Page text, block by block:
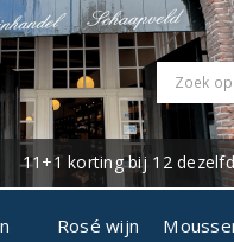
11+1 korting bij 12
Rosé wijn